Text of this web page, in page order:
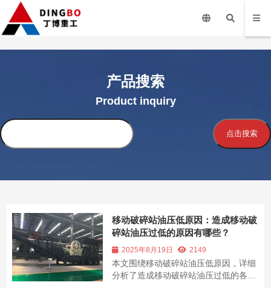
产品搜索
Product inquiry
点击搜索
移动破碎站油压低原因：造成移动破
碎站油压过低的原因有哪些？
2025年8月19日 2149
本文围绕移动破碎站油压低原因，详细
分析了造成移动破碎站油压过低的各类